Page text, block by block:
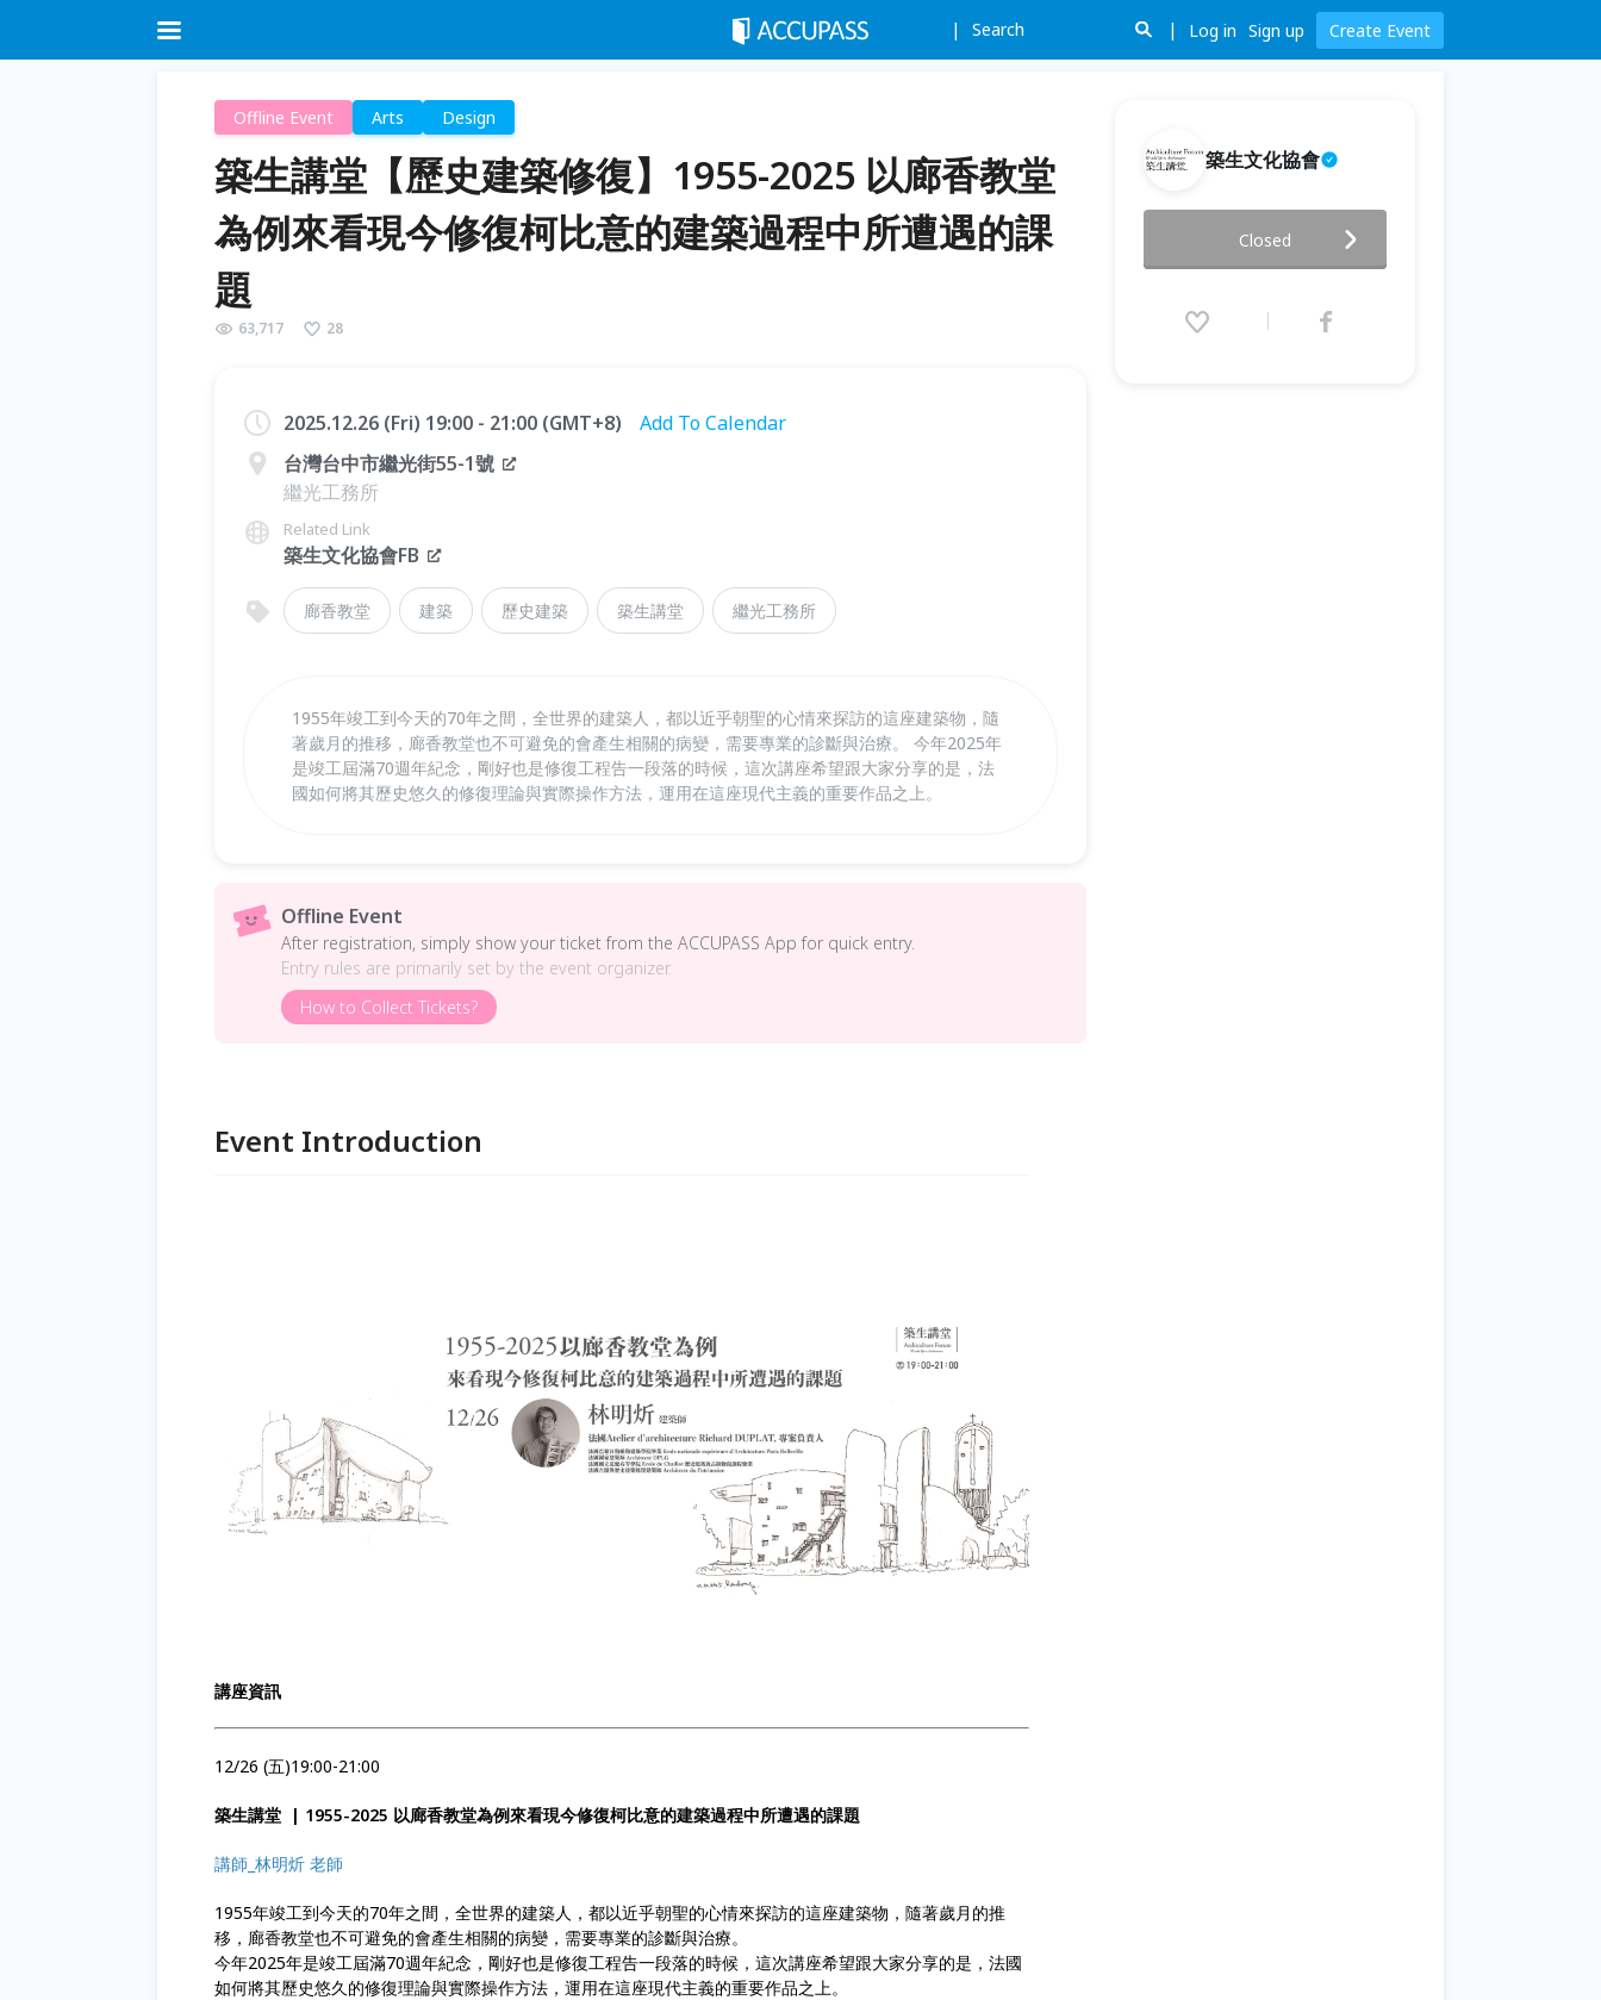
Search Log in Sign up Create Event
Offline Event Arts Design
築生講堂【歷史建築修復】1955-2025 以廊香教堂
為例來看現今修復柯比意的建築過程中所遭遇的課
題
63,717 28
2025.12.26 (Fri) 19:00 - 21:00 (GMT+8)
Add To Calendar
台灣台中市繼光街55-1號
繼光工務所
Related Link
築生文化協會FB
廊香教堂 建築 歷史建築 築生講堂 繼光工務所
1955年竣工到今天的70年之間，全世界的建築人，都以近乎朝聖的心情來探訪的這座建築物，隨
著歲月的推移，廊香教堂也不可避免的會產生相關的病變，需要專業的診斷與治療。 今年2025年
是竣工屆滿70週年紀念，剛好也是修復工程告一段落的時候，這次講座希望跟大家分享的是，法
國如何將其歷史悠久的修復理論與實際操作方法，運用在這座現代主義的重要作品之上。
Offline Event
After registration, simply show your ticket from the ACCUPASS App for quick entry.
Entry rules are primarily set by the event organizer.
How to Collect Tickets?
Event Introduction
講座資訊
12/26 (五)19:00-21:00
築生講堂 | 1955-2025 以廊香教堂為例來看現今修復柯比意的建築過程中所遭遇的課題
講師_林明炘 老師
1955年竣工到今天的70年之間，全世界的建築人，都以近乎朝聖的心情來探訪的這座建築物，隨著歲月的推
移，廊香教堂也不可避免的會產生相關的病變，需要專業的診斷與治療。
今年2025年是竣工屆滿70週年紀念，剛好也是修復工程告一段落的時候，這次講座希望跟大家分享的是，法國
如何將其歷史悠久的修復理論與實際操作方法，運用在這座現代主義的重要作品之上。
築生文化協會
1955-2025 以廊香教堂為例來看
現今修復柯比意的建築過程中所
2025.12.26 (Fri) 19:00 - 21:00
Closed